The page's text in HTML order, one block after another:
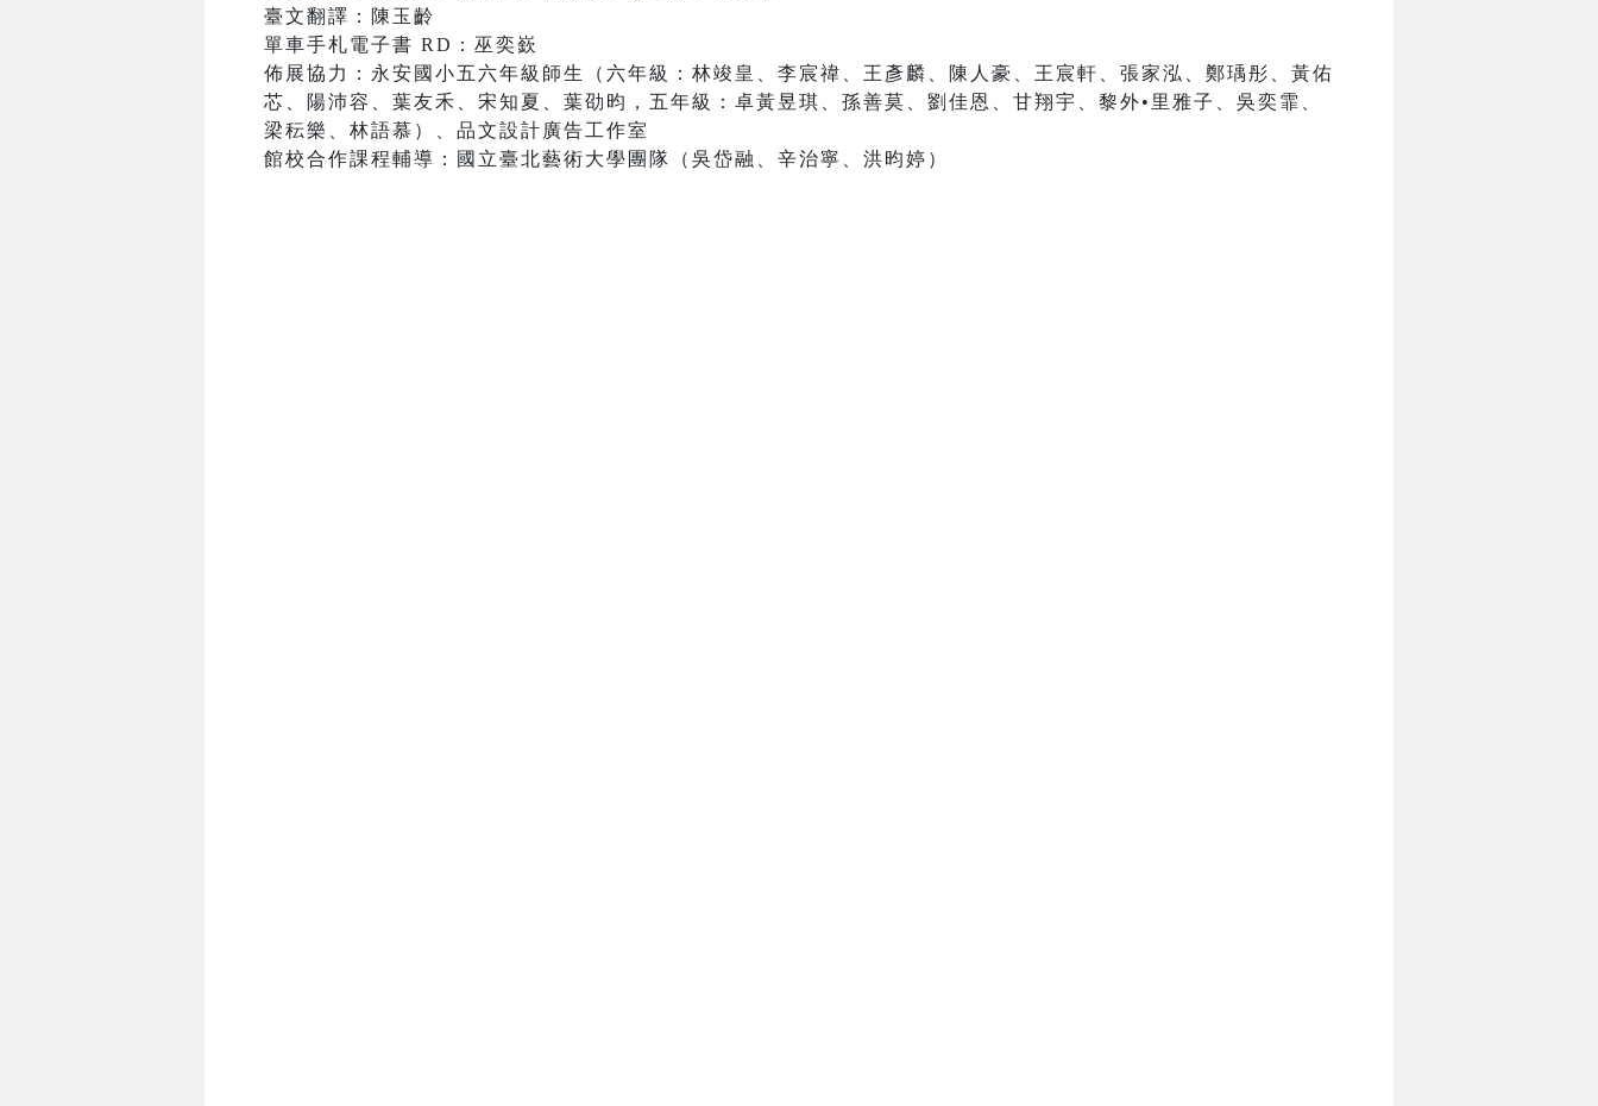
臺文翻譯：陳玉齡
單車手札電子書 RD：巫奕嶔
佈展協力：永安國小五六年級師生（六年級：林竣皇、李宸禕、王彥麟、陳人豪、王宸軒、張家泓、鄭瑀彤、黃佑
芯、陽沛容、葉友禾、宋知夏、葉劭昀，五年級：卓黃昱琪、孫善莫、劉佳恩、甘翔宇、黎外•里雅子、吳奕霏、
梁秐樂、林語慕）、品文設計廣告工作室
館校合作課程輔導：國立臺北藝術大學團隊（吳岱融、辛治寧、洪昀婷）